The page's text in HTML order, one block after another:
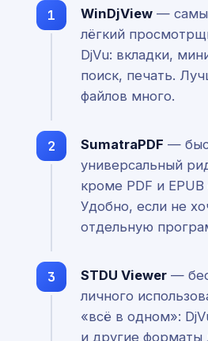
WinDjView —
лёгкий
DjVu: вкладки,
поиск, печать.
файлов много.
SumatraPDF —
универсальный
кроме PDF и
Удобно, если не
отдельную
STDU Viewer —
личного
«всё в одном»:
и другие форматы